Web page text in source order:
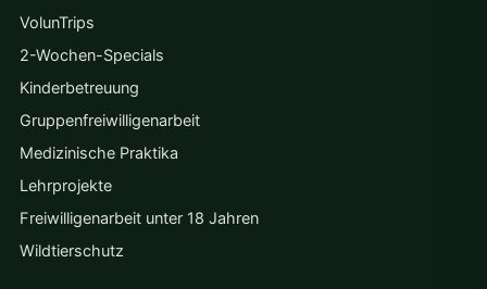
VolunTrips
2-Wochen-Specials
Kinderbetreuung
Gruppenfreiwilligenarbeit
Medizinische Praktika
Lehrprojekte
Freiwilligenarbeit unter 18 Jahren
Wildtierschutz